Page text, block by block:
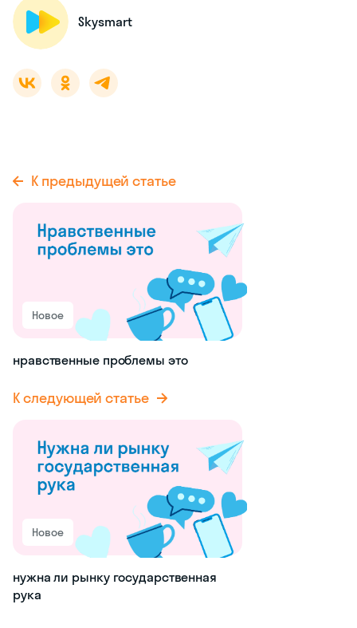
Skysmart
К предыдущей статье
Новое
нравственные проблемы это
К следующей статье
Новое
нужна ли рынку государственная
рука